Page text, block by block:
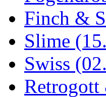
Finch &
Slime
Swiss